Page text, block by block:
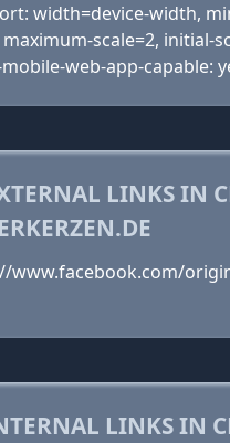
width=device-width,
maximum-scale=2, initial-
web-app-capable:
LINKS IN
www.facebook.com/
LINKS IN